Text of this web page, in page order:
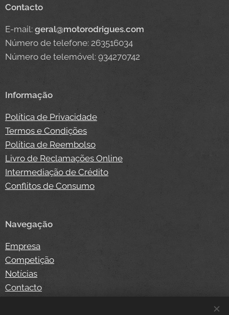
Contacto
E-mail: geral@motorodrigues.com
Número de telefone: 263516034
Número de telemóvel: 934270742
Informação
Política de Privacidade
Termos e Condições
Política de Reembolso
Livro de Reclamações Online
Intermediação de Crédito
Conflitos de Consumo
Navegação
Empresa
Competição
Notícias
Contacto